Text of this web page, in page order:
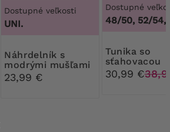
Dostupné veľkosti
UNI.
Náhrdelník s
modrými mušľami
23,99 €
Dostupné
48/50, 52/54,
Tunika so
sťahovacou
šnúrkou,
ružové vzory
30,99 €